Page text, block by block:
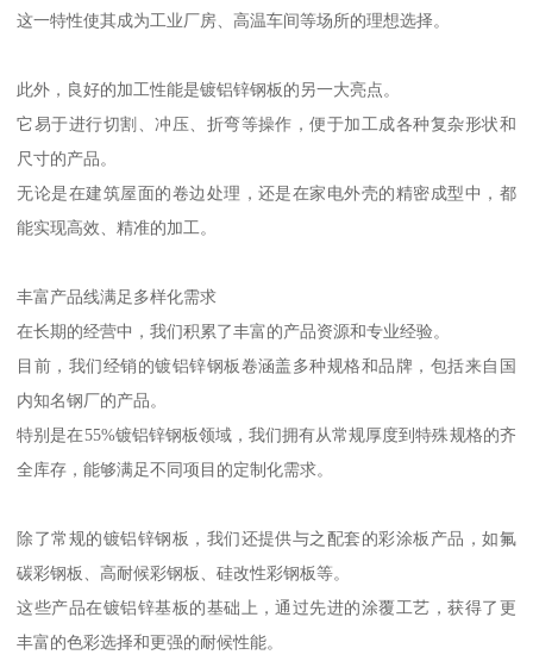
这一特性使其成为工业厂房、高温车间等场所的理想选择。
此外，良好的加工性能是镀铝锌钢板的另一大亮点。
它易于进行切割、冲压、折弯等操作，便于加工成各种复杂形状和
尺寸的产品。
无论是在建筑屋面的卷边处理，还是在家电外壳的精密成型中，都
能实现高效、精准的加工。
丰富产品线满足多样化需求
在长期的经营中，我们积累了丰富的产品资源和专业经验。
目前，我们经销的镀铝锌钢板卷涵盖多种规格和品牌，包括来自国
内知名钢厂的产品。
特别是在55%镀铝锌钢板领域，我们拥有从常规厚度到特殊规格的齐
全库存，能够满足不同项目的定制化需求。
除了常规的镀铝锌钢板，我们还提供与之配套的彩涂板产品，如氟
碳彩钢板、高耐候彩钢板、硅改性彩钢板等。
这些产品在镀铝锌基板的基础上，通过先进的涂覆工艺，获得了更
丰富的色彩选择和更强的耐候性能。